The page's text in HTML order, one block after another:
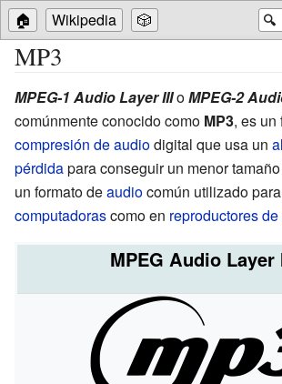
🔍
🏠 Wikipedia 🎲
MP3
MPEG-1 Audio Layer IIIoMPEG-2
comúnmente conocido como MP3, es un
compresión de audiodigital que usa un
pérdidapara conseguir un menor
un formato deaudiocomún utilizado
computadorascomo en reproductores
MPEG Audio Layer